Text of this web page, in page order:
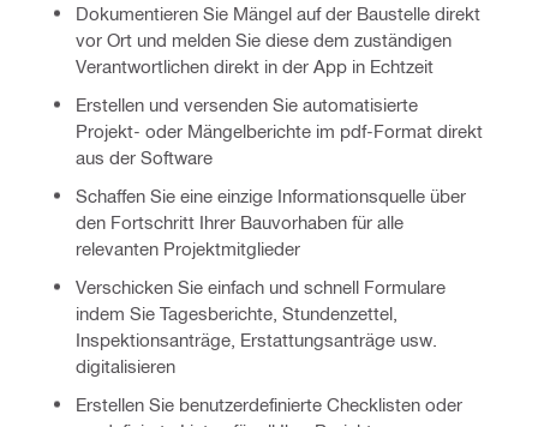
Dokumentieren Sie Mängel auf der Baustelle direkt
vor Ort und melden Sie diese dem zuständigen
Verantwortlichen direkt in der App in Echtzeit
Erstellen und versenden Sie automatisierte
Projekt- oder Mängelberichte im pdf-Format direkt
aus der Software
Schaffen Sie eine einzige Informationsquelle über
den Fortschritt Ihrer Bauvorhaben für alle
relevanten Projektmitglieder
Verschicken Sie einfach und schnell Formulare
indem Sie Tagesberichte, Stundenzettel,
Inspektionsanträge, Erstattungsanträge usw.
digitalisieren
Erstellen Sie benutzerdefinierte Checklisten oder